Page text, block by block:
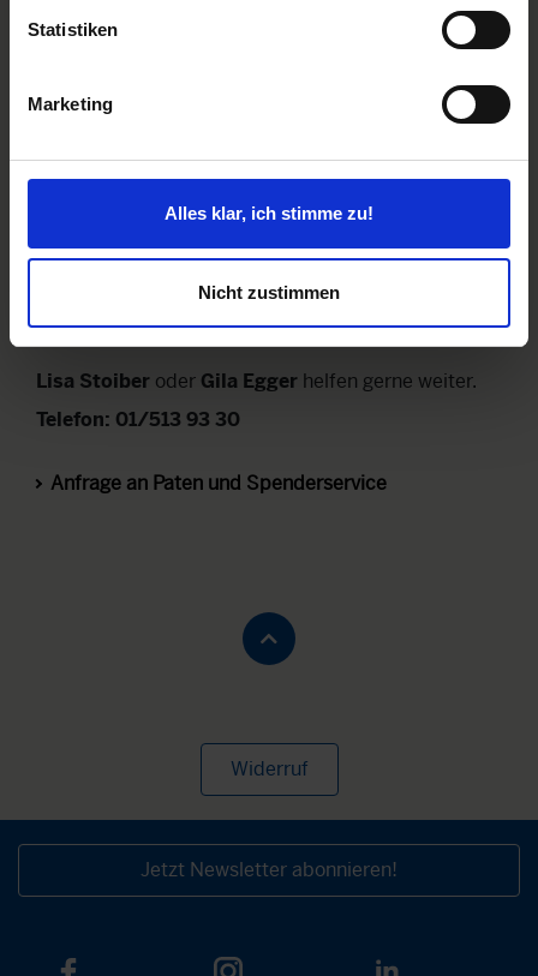
Statistiken
Marketing
Alles klar, ich stimme zu!
Nicht zustimmen
Lisa Stoiber oder Gila Egger helfen gerne weiter.
Telefon: 01/513 93 30
Anfrage an Paten und Spenderservice
Widerruf
Jetzt Newsletter abonnieren!